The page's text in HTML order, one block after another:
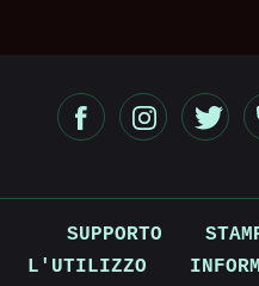
SUPPORTO
L'UTILIZZO